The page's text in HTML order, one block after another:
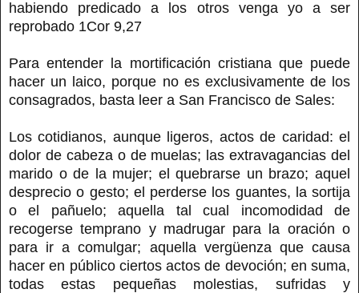
habiendo predicado a los otros venga yo a ser
reprobado 1Cor 9,27
Para entender la mortificación cristiana que puede
hacer un laico, porque no es exclusivamente de los
consagrados, basta leer a San Francisco de Sales:
Los cotidianos, aunque ligeros, actos de caridad: el
dolor de cabeza o de muelas; las extravagancias del
marido o de la mujer; el quebrarse un brazo; aquel
desprecio o gesto; el perderse los guantes, la sortija
o el pañuelo; aquella tal cual incomodidad de
recogerse temprano y madrugar para la oración o
para ir a comulgar; aquella vergüenza que causa
hacer en público ciertos actos de devoción; en suma,
todas estas pequeñas molestias, sufridas y